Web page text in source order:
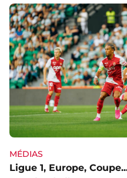
MÉDIAS
Ligue 1, Europe,